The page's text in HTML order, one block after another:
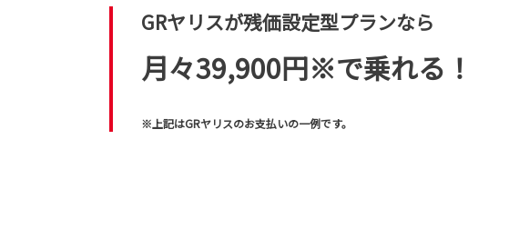
GRヤリスが残価設定型プランなら
月々39,900円※で乗れる！
※上記はGRヤリスのお支払いの一例です。